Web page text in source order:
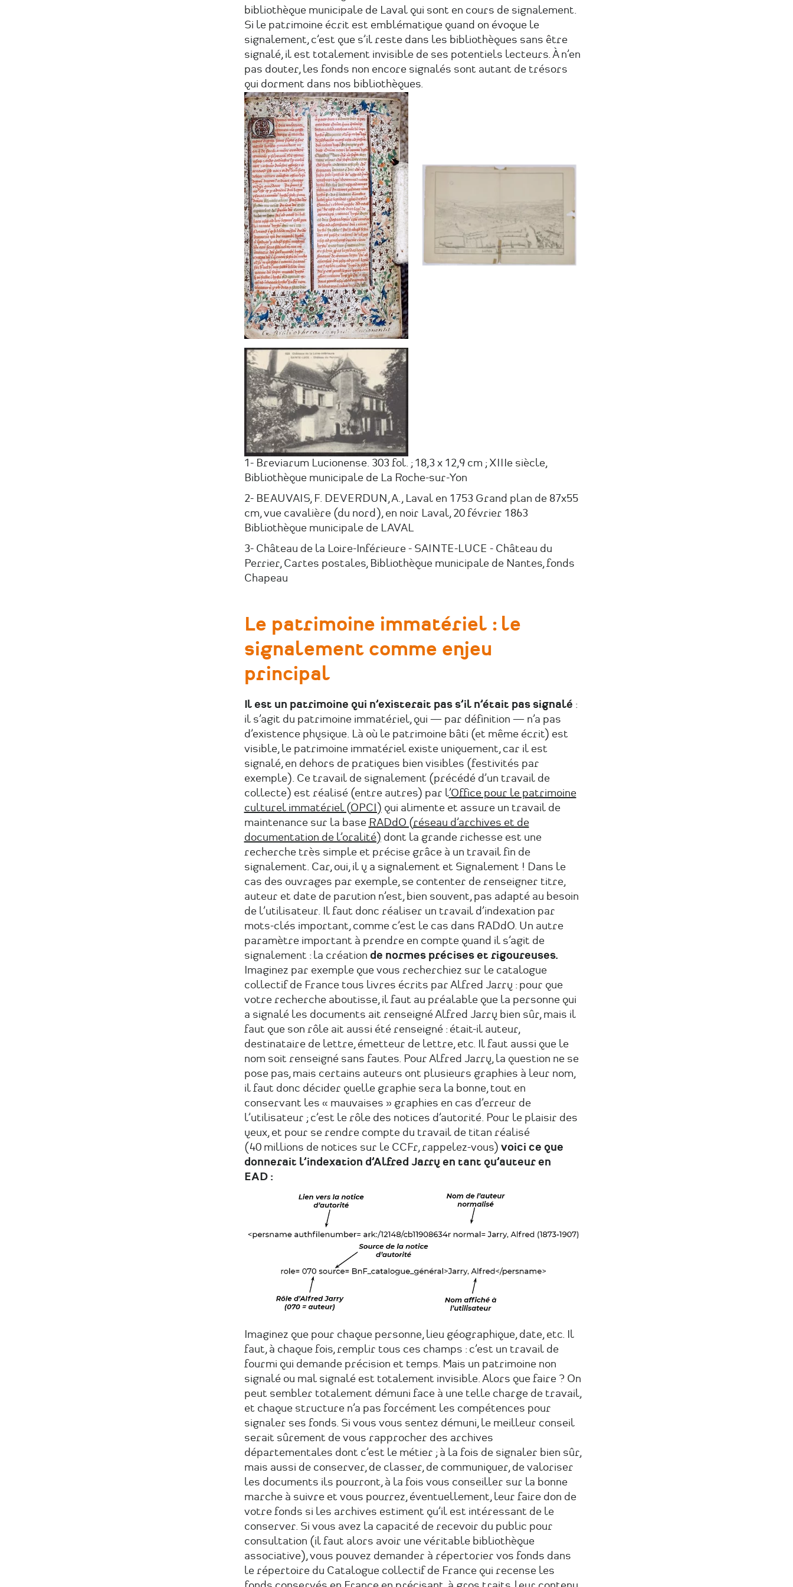
bibliothèque municipale de Laval qui sont en cours de signalement.
Si le patrimoine écrit est emblématique quand on évoque le
signalement, c’est que s’il reste dans les bibliothèques sans être
signalé, il est totalement invisible de ses potentiels lecteurs. À n’en
pas douter, les fonds non encore signalés sont autant de trésors
qui dorment dans nos bibliothèques.
1- Breviarum Lucionense. 303 fol. ; 18,3 x 12,9 cm ; XIIIe siècle,
Bibliothèque municipale de La Roche-sur-Yon
2- BEAUVAIS, F. DEVERDUN, A., Laval en 1753 Grand plan de 87x55
cm, vue cavalière (du nord), en noir Laval, 20 février 1863
Bibliothèque municipale de LAVAL
3- Château de la Loire-Inférieure - SAINTE-LUCE - Château du
Perrier, Cartes postales, Bibliothèque municipale de Nantes, fonds
Chapeau
Le patrimoine immatériel : le
signalement comme enjeu
principal
Il est un patrimoine qui n’existerait pas s’il n’était pas signalé :
il s’agit du patrimoine immatériel, qui — par définition — n’a pas
d’existence physique. Là où le patrimoine bâti (et même écrit) est
visible, le patrimoine immatériel existe uniquement, car il est
signalé, en dehors de pratiques bien visibles (festivités par
exemple). Ce travail de signalement (précédé d’un travail de
collecte) est réalisé (entre autres) par l’Office pour le patrimoine
culturel immatériel (OPCI) qui alimente et assure un travail de
maintenance sur la base RADdO (réseau d’archives et de
documentation de l’oralité) dont la grande richesse est une
recherche très simple et précise grâce à un travail fin de
signalement. Car, oui, il y a signalement et Signalement ! Dans le
cas des ouvrages par exemple, se contenter de renseigner titre,
auteur et date de parution n’est, bien souvent, pas adapté au besoin
de l’utilisateur. Il faut donc réaliser un travail d’indexation par
mots-clés important, comme c’est le cas dans RADdO. Un autre
paramètre important à prendre en compte quand il s’agit de
signalement : la création de normes précises et rigoureuses.
Imaginez par exemple que vous recherchiez sur le catalogue
collectif de France tous livres écrits par Alfred Jarry : pour que
votre recherche aboutisse, il faut au préalable que la personne qui
a signalé les documents ait renseigné Alfred Jarry bien sûr, mais il
faut que son rôle ait aussi été renseigné : était-il auteur,
destinataire de lettre, émetteur de lettre, etc. Il faut aussi que le
nom soit renseigné sans fautes. Pour Alfred Jarry, la question ne se
pose pas, mais certains auteurs ont plusieurs graphies à leur nom,
il faut donc décider quelle graphie sera la bonne, tout en
conservant les « mauvaises » graphies en cas d’erreur de
l’utilisateur ; c’est le rôle des notices d’autorité. Pour le plaisir des
yeux, et pour se rendre compte du travail de titan réalisé
(40 millions de notices sur le CCFr, rappelez-vous) voici ce que
donnerait l’indexation d’Alfred Jarry en tant qu’auteur en
EAD :
Imaginez que pour chaque personne, lieu géographique, date, etc. Il
faut, à chaque fois, remplir tous ces champs : c’est un travail de
fourmi qui demande précision et temps. Mais un patrimoine non
signalé ou mal signalé est totalement invisible. Alors que faire ? On
peut sembler totalement démuni face à une telle charge de travail,
et chaque structure n’a pas forcément les compétences pour
signaler ses fonds. Si vous vous sentez démuni, le meilleur conseil
serait sûrement de vous rapprocher des archives
départementales dont c’est le métier ; à la fois de signaler bien sûr,
mais aussi de conserver, de classer, de communiquer, de valoriser
les documents ils pourront, à la fois vous conseiller sur la bonne
marche à suivre et vous pourrez, éventuellement, leur faire don de
votre fonds si les archives estiment qu’il est intéressant de le
conserver. Si vous avez la capacité de recevoir du public pour
consultation (il faut alors avoir une véritable bibliothèque
associative), vous pouvez demander à répertorier vos fonds dans
le répertoire du Catalogue collectif de France qui recense les